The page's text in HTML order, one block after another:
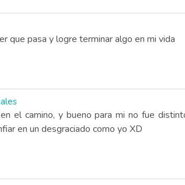
que pasa y logre terminar algo en mi vida
el camino, y bueno para mi no fue
en un desgraciado como yo XD